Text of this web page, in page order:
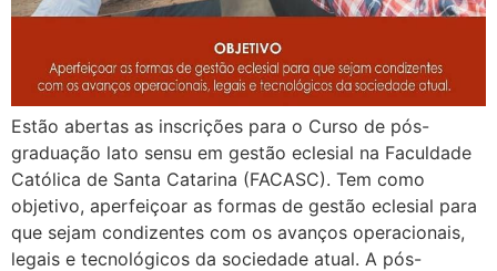
Estão abertas as inscrições para o Curso de pós-
graduação lato sensu em gestão eclesial na Faculdade
Católica de Santa Catarina (FACASC). Tem como
objetivo, aperfeiçoar as formas de gestão eclesial para
que sejam condizentes com os avanços operacionais,
legais e tecnológicos da sociedade atual. A pós-